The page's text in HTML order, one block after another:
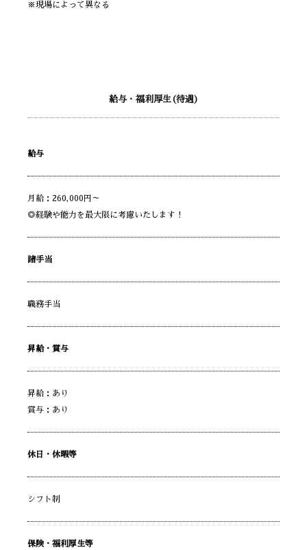
※現場によって異なる
給与・福利厚生(待遇)
給与
月給：260,000円～
◎経験や能力を最大限に考慮いたします！
諸手当
職務手当
昇給・賞与
昇給：あり
賞与：あり
休日・休暇等
シフト制
保険・福利厚生等